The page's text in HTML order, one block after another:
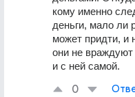
кому именно
деньги, мало ли
может придти, и
они не враждуют
и с ней самой.
0